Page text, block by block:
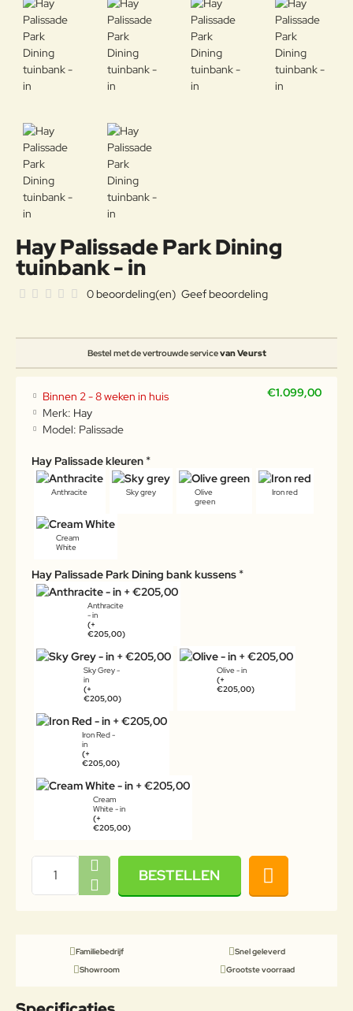
Hay Palissade Park Dining
tuinbank - in
Bestel met de vertrouwde servicevan Veurst
0 beoordeling(en) Geef beoordeling
€1.099,00
Binnen 2 - 8 weken in huis
Merk: Hay
Model: Palissade
Hay Palissade kleuren
Anthracite Sky grey
Olive
green
Iron red
Cream
White
Hay Palissade Park Dining bank kussens
Anthracite
- in
(+
€205,00)
Sky Grey -
in
(+
€205,00)
Olive - in
(+
€205,00)
Iron Red -
in
(+
€205,00)
Cream
White - in
(+
€205,00)
BESTELLEN
Familiebedrijf
Snel geleverd
Showroom
Grootste voorraad